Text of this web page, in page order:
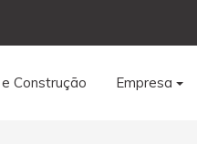
Construção Empresa